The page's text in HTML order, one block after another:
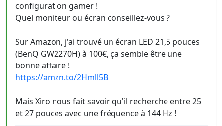
configuration gamer !
Quel moniteur ou écran conseillez-vous ?
Sur Amazon, j'ai trouvé un écran LED 21,5 pouces
(BenQ GW2270H) à 100€, ça semble être une
bonne affaire !
https://amzn.to/2Hmll5B
Mais Xiro nous fait savoir qu'il recherche entre 25
et 27 pouces avec une fréquence à 144 Hz !